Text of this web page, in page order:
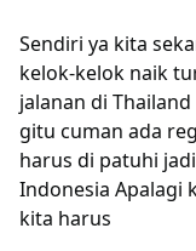
Sendiri ya kita
kelok-kelok naik
jalanan di
gitu cuman ada
harus di patuhi
Indonesia Apalagi
kita harus